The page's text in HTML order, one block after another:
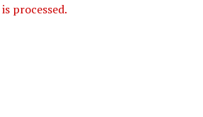
processed.